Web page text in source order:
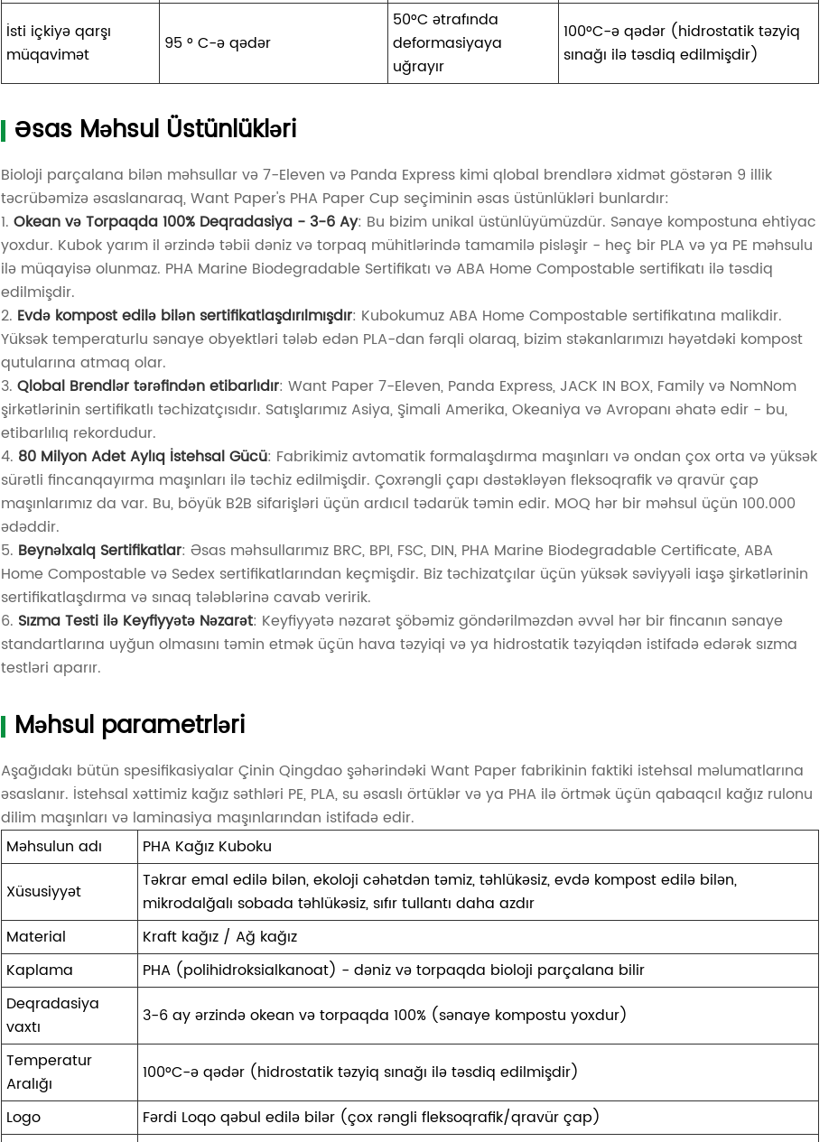
İsti içkiyə qarşı
müqavimət
95 ° C-ə qədər
50°C ətrafında
deformasiyaya
uğrayır
100°C-ə qədər (hidrostatik təzyiq
sınağı ilə təsdiq edilmişdir)
Əsas Məhsul Üstünlükləri
Bioloji parçalana bilən məhsullar və 7-Eleven və Panda Express kimi qlobal brendlərə xidmət göstərən 9 illik
təcrübəmizə əsaslanaraq, Want Paper's PHA Paper Cup seçiminin əsas üstünlükləri bunlardır:
1.Okean və Torpaqda 100% Deqradasiya - 3-6 Ay: Bu bizim unikal üstünlüyümüzdür. Sənaye kompostuna ehtiyac
yoxdur. Kubok yarım il ərzində təbii dəniz və torpaq mühitlərində tamamilə pisləşir - heç bir PLA və ya PE məhsulu
ilə müqayisə olunmaz. PHA Marine Biodegradable Sertifikatı və ABA Home Compostable sertifikatı ilə təsdiq
edilmişdir.
2. Evdə kompost edilə bilən sertifikatlaşdırılmışdır: Kubokumuz ABA Home Compostable sertifikatına malikdir.
Yüksək temperaturlu sənaye obyektləri tələb edən PLA-dan fərqli olaraq, bizim stəkanlarımızı həyətdəki kompost
qutularına atmaq olar.
3.Qlobal Brendlər tərəfindən etibarlıdır: Want Paper 7-Eleven, Panda Express, JACK IN BOX, Family və NomNom
şirkətlərinin sertifikatlı təchizatçısıdır. Satışlarımız Asiya, Şimali Amerika, Okeaniya və Avropanı əhatə edir - bu,
etibarlılıq rekordudur.
4. 80 Milyon Adet Aylıq İstehsal Gücü: Fabrikimiz avtomatik formalaşdırma maşınları və ondan çox orta və yüksək
sürətli fincanqayırma maşınları ilə təchiz edilmişdir. Çoxrəngli çapı dəstəkləyən fleksoqrafik və qravür çap
maşınlarımız da var. Bu, böyük B2B sifarişləri üçün ardıcıl tədarük təmin edir. MOQ hər bir məhsul üçün 100.000
ədəddir.
5. Beynəlxalq Sertifikatlar: Əsas məhsullarımız BRC, BPI, FSC, DIN, PHA Marine Biodegradable Certificate, ABA
Home Compostable və Sedex sertifikatlarından keçmişdir. Biz təchizatçılar üçün yüksək səviyyəli iaşə şirkətlərinin
sertifikatlaşdırma və sınaq tələblərinə cavab veririk.
6. Sızma Testi ilə Keyfiyyətə Nəzarət: Keyfiyyətə nəzarət şöbəmiz göndərilməzdən əvvəl hər bir fincanın sənaye
standartlarına uyğun olmasını təmin etmək üçün hava təzyiqi və ya hidrostatik təzyiqdən istifadə edərək sızma
testləri aparır.
Məhsul parametrləri
Aşağıdakı bütün spesifikasiyalar Çinin Qingdao şəhərindəki Want Paper fabrikinin faktiki istehsal məlumatlarına
əsaslanır. İstehsal xəttimiz kağız səthləri PE, PLA, su əsaslı örtüklər və ya PHA ilə örtmək üçün qabaqcıl kağız rulonu
dilim maşınları və laminasiya maşınlarından istifadə edir.
Məhsulun adı
PHA Kağız Kuboku
Xüsusiyyət
Təkrar emal edilə bilən, ekoloji cəhətdən təmiz, təhlükəsiz, evdə kompost edilə bilən,
mikrodalğalı sobada təhlükəsiz, sıfır tullantı daha azdır
Material
Kraft kağız / Ağ kağız
Kaplama
PHA (polihidroksialkanoat) - dəniz və torpaqda bioloji parçalana bilir
Deqradasiya
vaxtı
3-6 ay ərzində okean və torpaqda 100% (sənaye kompostu yoxdur)
Temperatur
Aralığı
100°C-ə qədər (hidrostatik təzyiq sınağı ilə təsdiq edilmişdir)
Logo
Fərdi Loqo qəbul edilə bilər (çox rəngli fleksoqrafik/qravür çap)